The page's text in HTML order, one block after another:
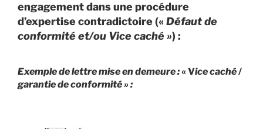
engagement dans une procédure
d’expertise contradictoire (« Défaut de
conformité et/ou Vice caché ») :
Exemple de lettre mise en demeure : « Vice caché/
garantie de conformité » :